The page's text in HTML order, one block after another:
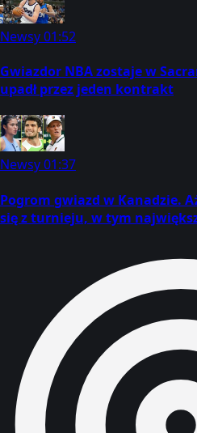
Newsy01:52
Gwiazdor NBA zostaje w
upadł przez jeden kontrakt
Newsy01:37
Pogrom gwiazd w Kanadzie.
się z turnieju, w tym